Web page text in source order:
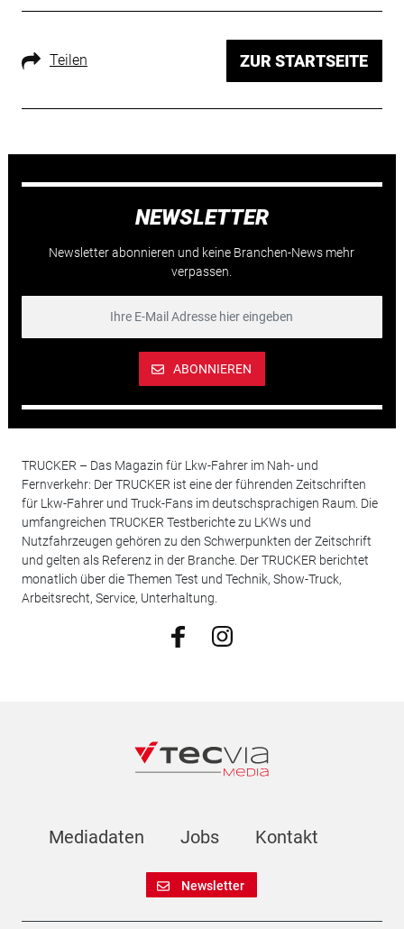
Teilen ZUR STARTSEITE
NEWSLETTER
Newsletter abonnieren und keine Branchen-News mehr
verpassen.
ABONNIEREN
TRUCKER – Das Magazin für Lkw-Fahrer im Nah- und
Fernverkehr: Der TRUCKER ist eine der führenden Zeitschriften
für Lkw-Fahrer und Truck-Fans im deutschsprachigen Raum. Die
umfangreichen TRUCKER Testberichte zu LKWs und
Nutzfahrzeugen gehören zu den Schwerpunkten der Zeitschrift
und gelten als Referenz in der Branche. Der TRUCKER berichtet
monatlich über die Themen Test und Technik, Show-Truck,
Arbeitsrecht, Service, Unterhaltung.
Mediadaten Jobs Kontakt
Newsletter